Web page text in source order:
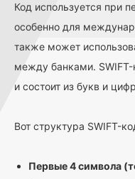
Код используется при
особенно для
также может
между банками. SWIFT-
и состоит из букв и
Вот структура SWIFT-
Первые 4 символа